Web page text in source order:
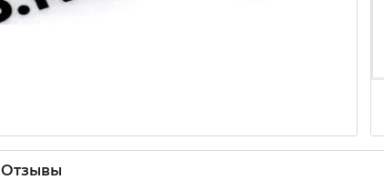
Отзывы